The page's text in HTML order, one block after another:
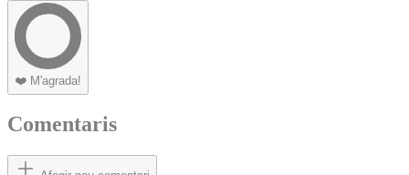
❤️ M'agrada!
Comentaris